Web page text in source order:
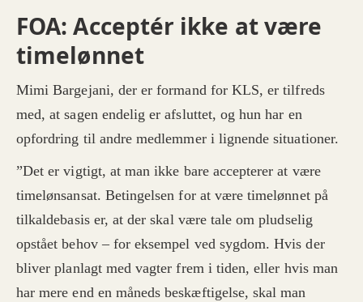
FOA: Acceptér ikke at være
timelønnet
Mimi Bargejani, der er formand for KLS, er tilfreds
med, at sagen endelig er afsluttet, og hun har en
opfordring til andre medlemmer i lignende situationer.
”Det er vigtigt, at man ikke bare accepterer at være
timelønsansat. Betingelsen for at være timelønnet på
tilkaldebasis er, at der skal være tale om pludselig
opstået behov – for eksempel ved sygdom. Hvis der
bliver planlagt med vagter frem i tiden, eller hvis man
har mere end en måneds beskæftigelse, skal man